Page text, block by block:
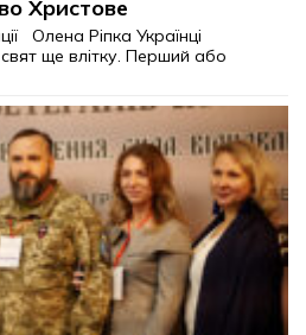
Христове
Олена Ріпка Українці
ще влітку. Перший або